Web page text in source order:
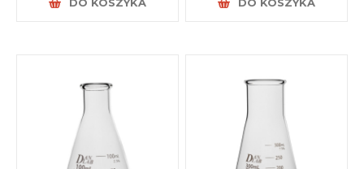
DO KOSZYKA DO KOSZYKA